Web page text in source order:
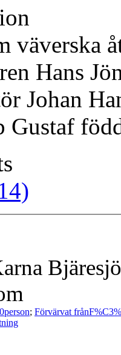
väverska
Hans
Johan
Gustaf
; Förvärvat från